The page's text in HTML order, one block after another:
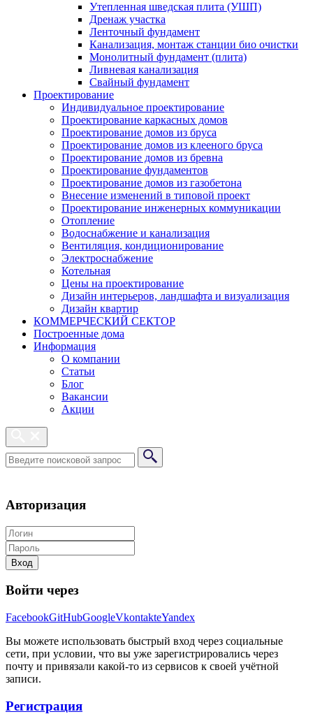
Утепленная шведская плита (УШП)
Дренаж участка
Ленточный фундамент
Канализация, монтаж станции био очистки
Монолитный фундамент (плита)
Ливневая канализация
Свайный фундамент
Проектирование
Индивидуальное проектирование
Проектирование каркасных домов
Проектирование домов из бруса
Проектирование домов из клееного бруса
Проектирование домов из бревна
Проектирование фундаментов
Проектирование домов из газобетона
Внесение изменений в типовой проект
Проектирование инженерных коммуникации
Отопление
Водоснабжение и канализация
Вентиляция, кондиционирование
Электроснабжение
Котельная
Цены на проектирование
Дизайн интерьеров, ландшафта и визуализация
Дизайн квартир
КОММЕРЧЕСКИЙ СЕКТОР
Построенные дома
Информация
О компании
Статьи
Блог
Вакансии
Акции
Авторизация
Вход
Войти через
FacebookGitHubGoogleVkontakteYandex
Вы можете использовать быстрый вход через социальные
сети, при условии, что вы уже зарегистрировались через
почту и привязали какой-то из сервисов к своей учётной
записи.
Регистрация